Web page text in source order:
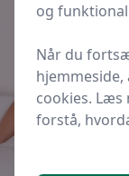
Udgivet i
Hvordan
sexlyst
og
Når du
cookies.
forstå,